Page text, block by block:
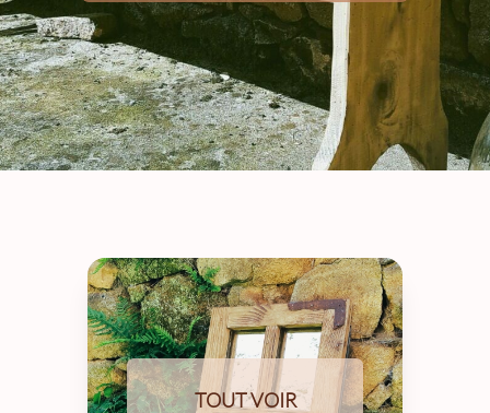
TOUT VOIR